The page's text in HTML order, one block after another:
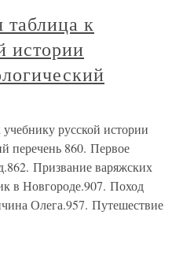
таблица к
истории
русской истории
перечень 860. Первое
Призвание варяжских
в Новгороде.907. Поход
Олега.957. Путешествие